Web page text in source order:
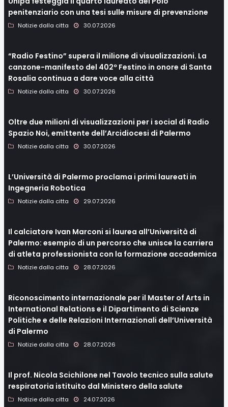
penitenziario con una tesi sulle misure di prevenzione
Notizie dalla citta 30.07.2026
“Radio Festino” supera il milione di visualizzazioni. La
canzone-manifesto del 402º Festino in onore di Santa
Rosalia continua a dare voce alla città
Notizie dalla citta 30.07.2026
Oltre due milioni di visualizzazioni per i social di Radio
Spazio Noi, emittente dell’Arcidiocesi di Palermo
Notizie dalla citta 30.07.2026
L’Università di Palermo proclama i primi laureati in
Ingegneria Robotica
Notizie dalla citta 29.07.2026
Il calciatore Ivan Marconi si laurea all’Università di
Palermo: esempio di un percorso che unisce la carriera
di atleta professionista con la formazione accademica
Notizie dalla citta 28.07.2026
Riconoscimento internazionale per il Master of Arts in
International Relations e il Dipartimento di Scienze
Politiche e delle Relazioni Internazionali dell’Università
di Palermo
Notizie dalla citta 28.07.2026
Il prof. Nicola Scichilone nel Tavolo tecnico sulla salute
respiratoria istituito dal Ministero della salute
Notizie dalla citta 24.07.2026